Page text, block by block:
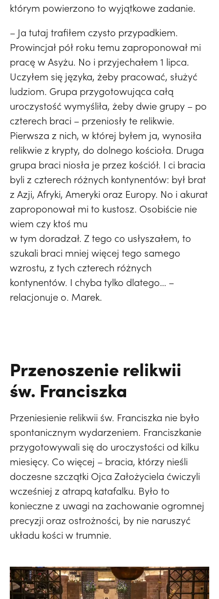
którym powierzono to wyjątkowe zadanie.
– Ja tutaj trafiłem czysto przypadkiem.
Prowincjał pół roku temu zaproponował mi
pracę w Asyżu. No i przyjechałem 1 lipca.
Uczyłem się języka, żeby pracować, służyć
ludziom. Grupa przygotowująca całą
uroczystość wymyśliła, żeby dwie grupy – po
czterech braci – przeniosły te relikwie.
Pierwsza z nich, w której byłem ja, wynosiła
relikwie z krypty, do dolnego kościoła. Druga
grupa braci niosła je przez kościół. I ci bracia
byli z czterech różnych kontynentów: był brat
z Azji, Afryki, Ameryki oraz Europy. No i akurat
zaproponował mi to kustosz. Osobiście nie
wiem czy ktoś mu
w tym doradzał. Z tego co usłyszałem, to
szukali braci mniej więcej tego samego
wzrostu, z tych czterech różnych
kontynentów. I chyba tylko dlatego… –
relacjonuje o. Marek.
Przenoszenie relikwii
św. Franciszka
Przeniesienie relikwii św. Franciszka nie było
spontanicznym wydarzeniem. Franciszkanie
przygotowywali się do uroczystości od kilku
miesięcy. Co więcej – bracia, którzy nieśli
doczesne szczątki Ojca Założyciela ćwiczyli
wcześniej z atrapą katafalku. Było to
konieczne z uwagi na zachowanie ogromnej
precyzji oraz ostrożności, by nie naruszyć
układu kości w trumnie.